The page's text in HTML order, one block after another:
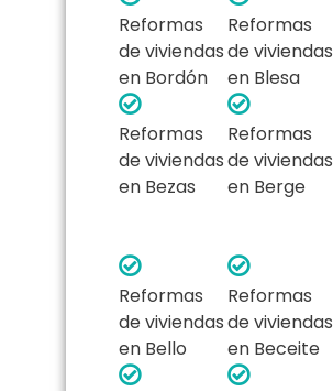
Reformas
de viviendas
en Bordón
Reformas
de viviendas
en Blesa
Reformas
de viviendas
en Bezas
Reformas
de viviendas
en Berge
Reformas
de viviendas
en Bello
Reformas
de viviendas
en Beceite